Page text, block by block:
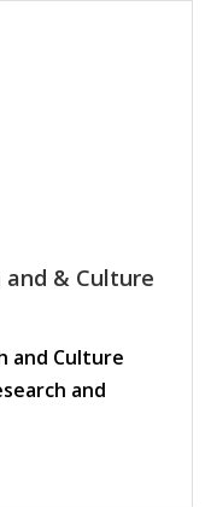
and & Culture
and Culture
and